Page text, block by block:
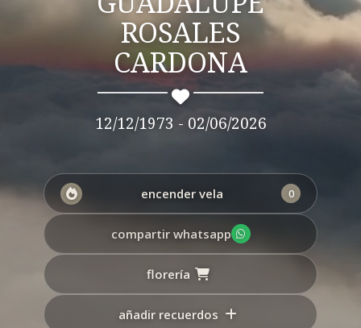
ROSALES
CARDONA
12/12/1973 - 02/06/2026
encender vela 0
compartir whatsapp
florería
añadir recuerdos